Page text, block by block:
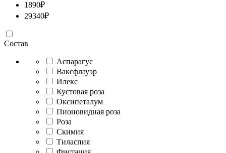
1890₽
29340₽
Состав
Аспарагус
Ваксфлауэр
Илекс
Кустовая роза
Оксипеталум
Пионовидная роза
Роза
Скимия
Тиласпия